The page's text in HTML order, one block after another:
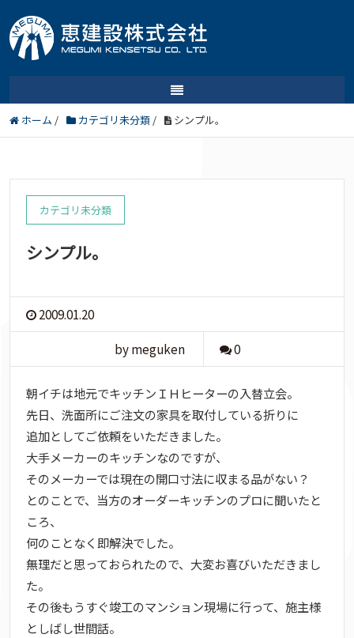
ホーム / カテゴリ未分類 / シンプル。
カテゴリ未分類
シンプル。
2009.01.20
by meguken
0
朝イチは地元でキッチンＩＨヒーターの入替立会。
先日、洗面所にご注文の家具を取付している折りに
追加としてご依頼をいただきました。
大手メーカーのキッチンなのですが、
そのメーカーでは現在の開口寸法に収まる品がない？
とのことで、当方のオーダーキッチンのプロに聞いたと
ころ、
何のことなく即解決でした。
無理だと思っておられたので、大変お喜びいただきまし
た。
その後もうすぐ竣工のマンション現場に行って、施主様
としばし世間話。